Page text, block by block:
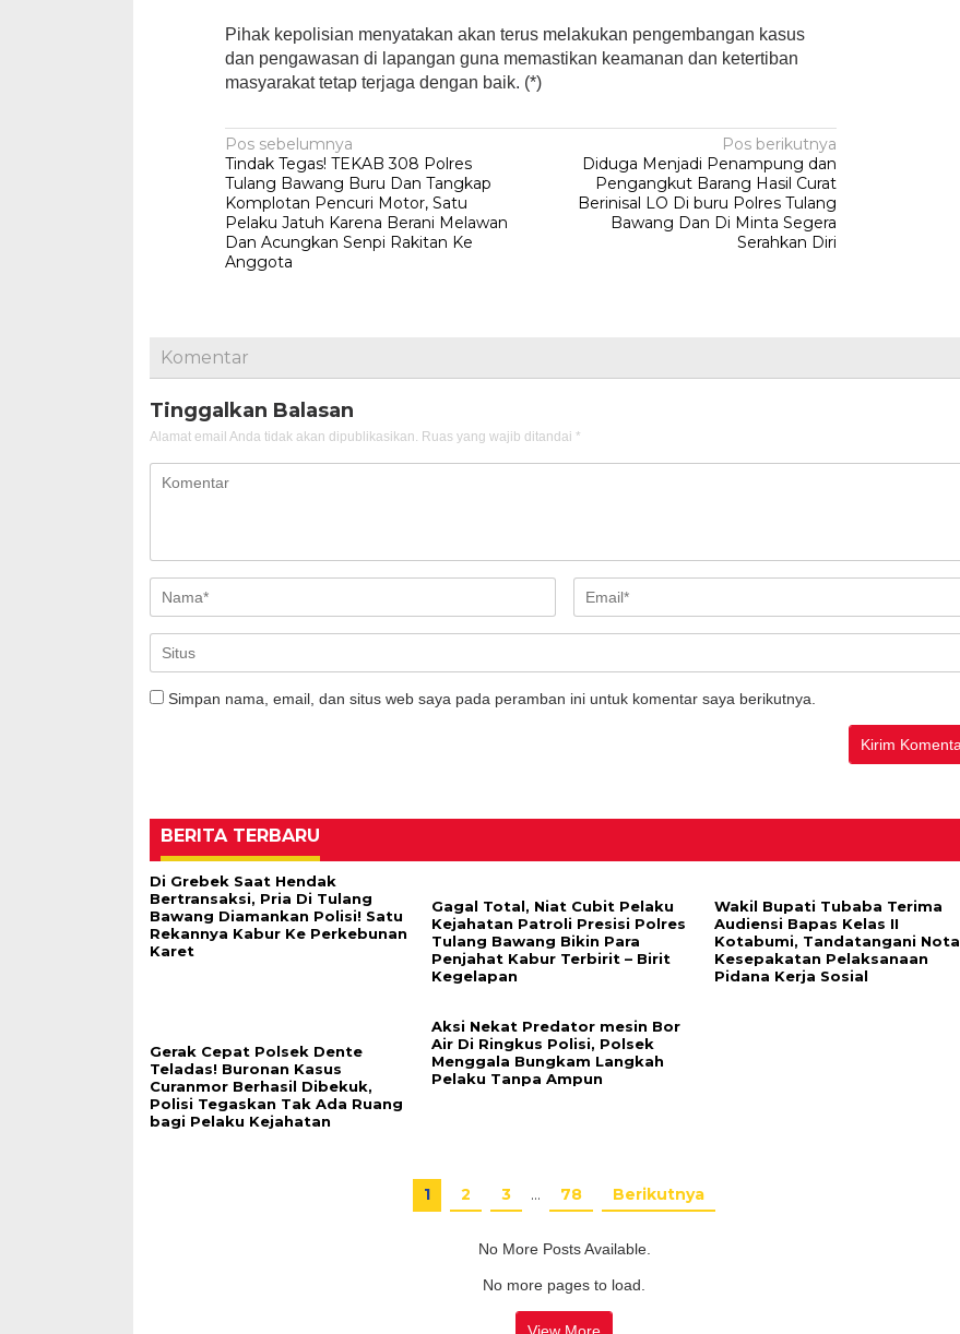
Pihak kepolisian menyatakan akan terus melakukan pengembangan kasus
dan pengawasan di lapangan guna memastikan keamanan dan ketertiban
masyarakat tetap terjaga dengan baik. (*)
Navigasi
pos
Pos sebelumnya
Tindak Tegas! TEKAB 308 Polres
Tulang Bawang Buru Dan Tangkap
Komplotan Pencuri Motor, Satu
Pelaku Jatuh Karena Berani Melawan
Dan Acungkan Senpi Rakitan Ke
Anggota
Pos berikutnya
Diduga Menjadi Penampung dan
Pengangkut Barang Hasil Curat
Berinisal LO Di buru Polres Tulang
Bawang Dan Di Minta Segera
Serahkan Diri
Komentar
Tinggalkan Balasan
Alamat email Anda tidak akan dipublikasikan. Ruas yang wajib ditandai *
Simpan nama, email, dan situs web saya pada peramban ini untuk komentar saya berikutnya.
BERITA TERBARU
Di Grebek Saat Hendak
Bertransaksi, Pria Di Tulang
Bawang Diamankan Polisi! Satu
Rekannya Kabur Ke Perkebunan
Karet
Gagal Total, Niat Cubit Pelaku
Kejahatan Patroli Presisi Polres
Tulang Bawang Bikin Para
Penjahat Kabur Terbirit – Birit
Kegelapan
Wakil Bupati Tubaba Terima
Audiensi Bapas Kelas II
Kotabumi, Tandatangani Nota
Kesepakatan Pelaksanaan
Pidana Kerja Sosial
Gerak Cepat Polsek Dente
Teladas! Buronan Kasus
Curanmor Berhasil Dibekuk,
Polisi Tegaskan Tak Ada Ruang
bagi Pelaku Kejahatan
Aksi Nekat Predator mesin Bor
Air Di Ringkus Polisi, Polsek
Menggala Bungkam Langkah
Pelaku Tanpa Ampun
1 2 3 … 78 Berikutnya
No More Posts Available.
No more pages to load.
View More